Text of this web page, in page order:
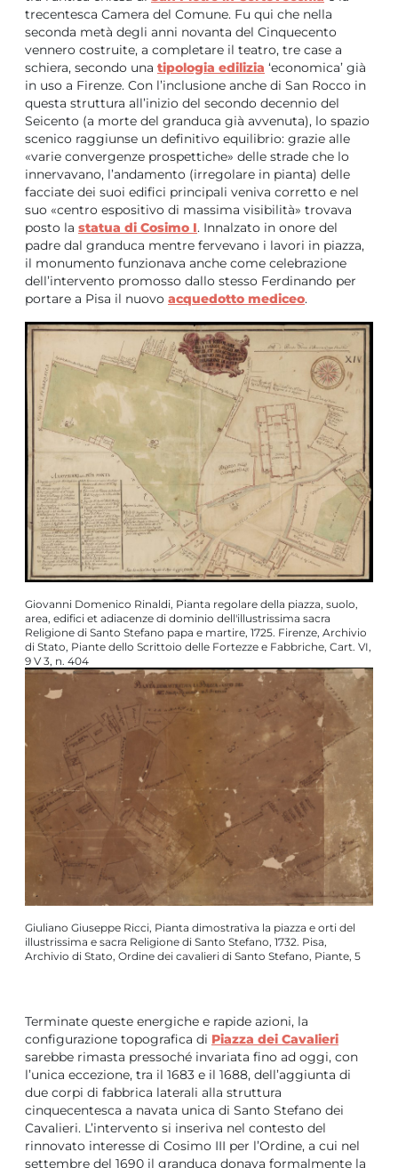
trecentesca Camera del Comune. Fu qui che nella
seconda metà degli anni novanta del Cinquecento
vennero costruite, a completare il teatro, tre case a
schiera, secondo una tipologia edilizia ‘economica’ già
in uso a Firenze. Con l’inclusione anche di San Rocco in
questa struttura all’inizio del secondo decennio del
Seicento (a morte del granduca già avvenuta), lo spazio
scenico raggiunse un definitivo equilibrio: grazie alle
«varie convergenze prospettiche» delle strade che lo
innervavano, l’andamento (irregolare in pianta) delle
facciate dei suoi edifici principali veniva corretto e nel
suo «centro espositivo di massima visibilità» trovava
posto la statua di Cosimo I. Innalzato in onore del
padre dal granduca mentre fervevano i lavori in piazza,
il monumento funzionava anche come celebrazione
dell’intervento promosso dallo stesso Ferdinando per
portare a Pisa il nuovo acquedotto mediceo.
Giovanni Domenico Rinaldi, Pianta regolare della piazza, suolo,
area, edifici et adiacenze di dominio dell'illustrissima sacra
Religione di Santo Stefano papa e martire, 1725. Firenze, Archivio
di Stato, Piante dello Scrittoio delle Fortezze e Fabbriche, Cart. VI,
9 V 3, n. 404
Giuliano Giuseppe Ricci, Pianta dimostrativa la piazza e orti del
illustrissima e sacra Religione di Santo Stefano, 1732. Pisa,
Archivio di Stato, Ordine dei cavalieri di Santo Stefano, Piante, 5
Terminate queste energiche e rapide azioni, la
configurazione topografica di Piazza dei Cavalieri
sarebbe rimasta pressoché invariata fino ad oggi, con
l’unica eccezione, tra il 1683 e il 1688, dell’aggiunta di
due corpi di fabbrica laterali alla struttura
cinquecentesca a navata unica di Santo Stefano dei
Cavalieri. L’intervento si inseriva nel contesto del
rinnovato interesse di Cosimo III per l’Ordine, a cui nel
settembre del 1690 il granduca donava formalmente la